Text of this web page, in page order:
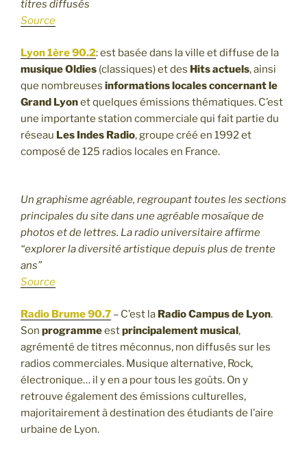
titres diffusés
Source
Lyon 1ère 90.2: est basée dans la ville et diffuse de la
musique Oldies (classiques) et des Hits actuels, ainsi
que nombreuses informations locales concernant le
Grand Lyonet quelques émissions thématiques. C’est
une importante station commerciale qui fait partie du
réseau Les Indes Radio, groupe créé en 1992 et
composé de 125 radios locales en France.
Un graphisme agréable, regroupant toutes les sections
principales du site dans une agréable mosaïque de
photos et de lettres. La radio universitaire affirme
“explorer la diversité artistique depuis plus de trente
ans”
Source
Radio Brume 90.7 – C’est la Radio Campus de Lyon.
Son programmeestprincipalement musical,
agrémenté de titres méconnus, non diffusés sur les
radios commerciales. Musique alternative, Rock,
électronique… il y en a pour tous les goûts. On y
retrouve également des émissions culturelles,
majoritairement à destination des étudiants de l’aire
urbaine de Lyon.